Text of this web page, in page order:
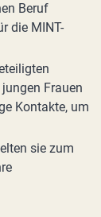
Beruf
die MINT-
Frauen
Kontakte, um
sie zum